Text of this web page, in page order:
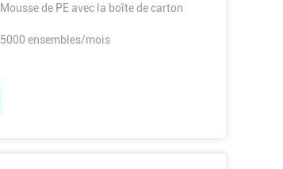
Mousse de PE avec la boîte de carton
5000 ensembles/mois